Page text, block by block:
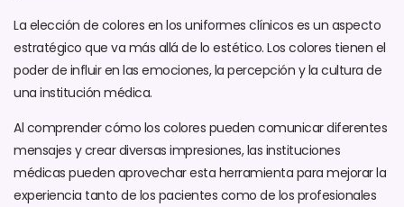
La elección de colores en los uniformes clínicos es un aspecto
estratégico que va más allá de lo estético. Los colores tienen el
poder de influir en las emociones, la percepción y la cultura de
una institución médica.
Al comprender cómo los colores pueden comunicar diferentes
mensajes y crear diversas impresiones, las instituciones
médicas pueden aprovechar esta herramienta para mejorar la
experiencia tanto de los pacientes como de los profesionales